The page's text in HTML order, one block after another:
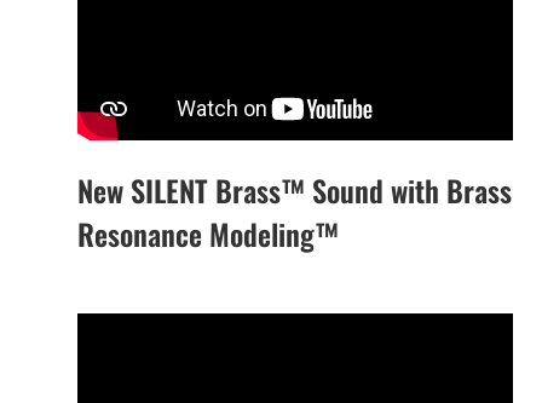
New SILENT Brass™ Sound with Brass
Resonance Modeling™